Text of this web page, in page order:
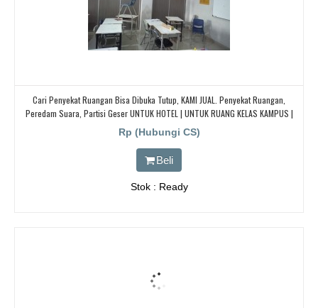
Cari Penyekat Ruangan Bisa Dibuka Tutup, KAMI JUAL. Penyekat Ruangan,
Peredam Suara, Partisi Geser UNTUK HOTEL | UNTUK RUANG KELAS KAMPUS |
KELAS SEKOLAH Di BANDUNG, JAKARTA, BEKASI, TANGERANG
Rp (Hubungi CS)
Beli
Stok : Ready